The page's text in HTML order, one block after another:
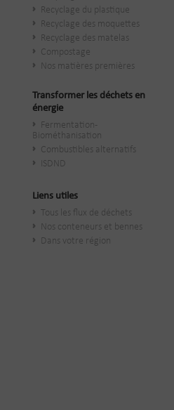
Recyclage du plastique
Recyclage des moquettes
Recyclage des matelas
Compostage
Nos matières premières
Transformer les déchets en
énergie
Fermentation -
Biométhanisation
Combustibles alternatifs
ISDND
Liens utiles
Tous les flux de déchets
Nos conteneurs et bennes
Dans votre région